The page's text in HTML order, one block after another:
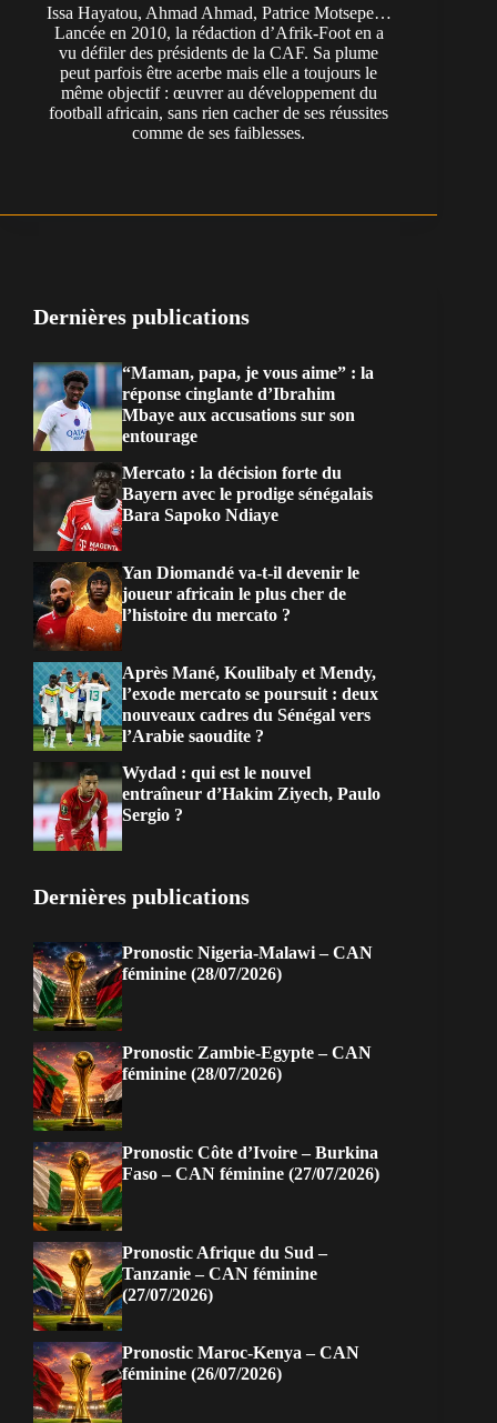
Issa Hayatou, Ahmad Ahmad, Patrice Motsepe…
Lancée en 2010, la rédaction d’Afrik-Foot en a
vu défiler des présidents de la CAF. Sa plume
peut parfois être acerbe mais elle a toujours le
même objectif : œuvrer au développement du
football africain, sans rien cacher de ses réussites
comme de ses faiblesses.
Dernières publications
“Maman, papa, je vous aime” : la
réponse cinglante d’Ibrahim
Mbaye aux accusations sur son
entourage
Mercato : la décision forte du
Bayern avec le prodige sénégalais
Bara Sapoko Ndiaye
Yan Diomandé va-t-il devenir le
joueur africain le plus cher de
l’histoire du mercato ?
Après Mané, Koulibaly et Mendy,
l’exode mercato se poursuit : deux
nouveaux cadres du Sénégal vers
l’Arabie saoudite ?
Wydad : qui est le nouvel
entraîneur d’Hakim Ziyech, Paulo
Sergio ?
Dernières publications
Pronostic Nigeria-Malawi – CAN
féminine (28/07/2026)
Pronostic Zambie-Egypte – CAN
féminine (28/07/2026)
Pronostic Côte d’Ivoire – Burkina
Faso – CAN féminine (27/07/2026)
Pronostic Afrique du Sud –
Tanzanie – CAN féminine
(27/07/2026)
Pronostic Maroc-Kenya – CAN
féminine (26/07/2026)